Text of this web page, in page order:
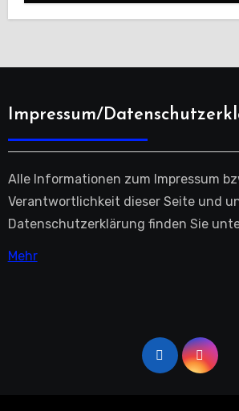
Impressum/
Alle Informationen zum Impressum
Verantwortlichkeit dieser Seite und
Datenschutzerklärung finden Sie
Mehr